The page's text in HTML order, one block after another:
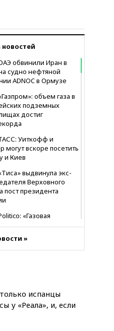
новостей
обвинили Иран в
судно нефтяной
ADNOC в Ормузе
объем газа в
подземных
достиг
Уиткофф и
могут вскоре посетить
и Киев
выдвинула экс-
Верховного
пост президента
«Газовая
взорвался
области погиб
житель
»
испанцы
у «Реала», и, если